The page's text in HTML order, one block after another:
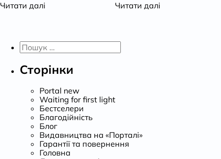
Читати далі Читати далі
Пошук:
Сторінки
Portal new
Waiting for first light
Бестселери
Благодійність
Блог
Видавництва на «Порталі»
Гарантії та повернення
Головна